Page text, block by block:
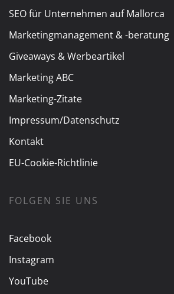
SEO für Unternehmen auf Mallorca
Marketingmanagement & -beratung
Giveaways & Werbeartikel
Marketing ABC
Marketing-Zitate
Impressum/Datenschutz
Kontakt
EU-Cookie-Richtlinie
FOLGEN SIE UNS
Facebook
Instagram
YouTube